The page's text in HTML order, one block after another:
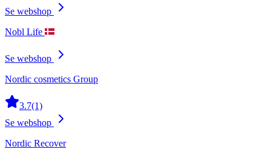
Se webshop
Nobl Life
Se webshop
Nordic cosmetics Group
3.7(1)
Se webshop
Nordic Recover